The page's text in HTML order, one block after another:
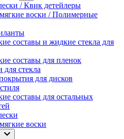
/ Квик детейлеры
воски / Полимерные
составы и жидкие стекла для
составы для пленок
стекла
для дисков
составы для остальных
воски